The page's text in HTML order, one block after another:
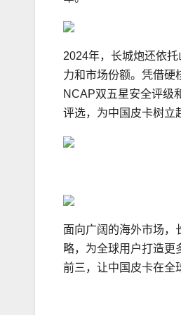
2024年，长城炮还依
力和市场份额。凭借硬
NCAP双五星安全评级
评选，为中国皮卡树立
面向广阔的海外市场，
略，为全球用户打造
前三，让中国皮卡在全